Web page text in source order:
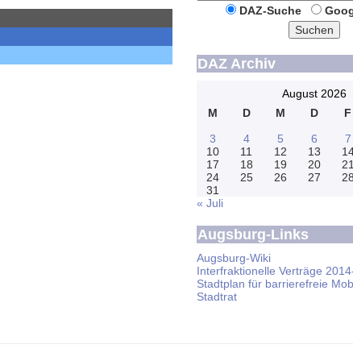
DAZ-Suche
Suchen
DAZ Archiv
August 2026
M
D M D F
3
4 5 6 7
10
11 12 13
17
18 19 20 21
24
25 26 27 28
31
« Juli
Augsburg-Links
Augsburg-Wiki
Interfraktionelle Verträge
Stadtplan für barrierefreie
Stadtrat